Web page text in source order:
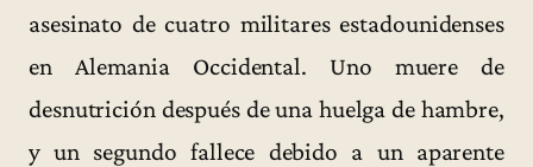
asesinato de cuatro militares estadounidenses
en Alemania Occidental. Uno muere de
desnutrición después de una huelga de hambre,
y un segundo fallece debido a un aparente